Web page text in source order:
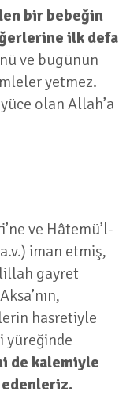
bir bebeğin
ilk defa
ve bugünün
yetmez.
olan Allah’a
ve Hâtemü’l-
iman etmiş,
gayret
hasretiyle
yüreğinde
de kalemiyle
edenleriz.